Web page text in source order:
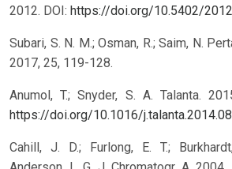
2012. DOI: https://doi.org/10.5402/
Subari, S. N. M.; Osman, R.; Saim, N.
2017, 25, 119-128.
Anumol, T.; Snyder, S. A. Talanta.
https://doi.org/10.1016/
Cahill, J. D.; Furlong, E. T.;